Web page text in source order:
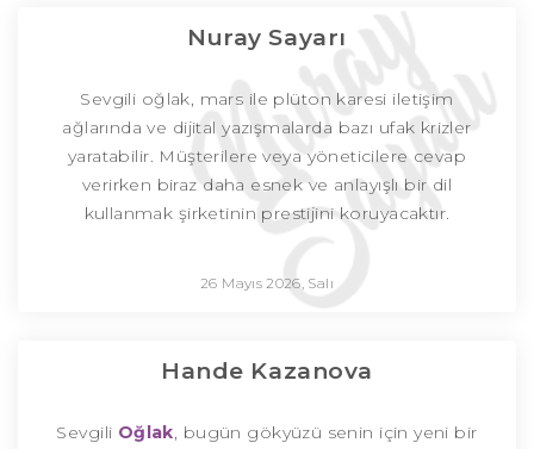
Nuray Sayarı
Sevgili oğlak, mars ile plüton karesi iletişim
ağlarında ve dijital yazışmalarda bazı ufak krizler
yaratabilir. Müşterilere veya yöneticilere cevap
verirken biraz daha esnek ve anlayışlı bir dil
kullanmak şirketinin prestijini koruyacaktır.
26 Mayıs 2026, Salı
Hande Kazanova
Sevgili Oğlak, bugün gökyüzü senin için yeni bir